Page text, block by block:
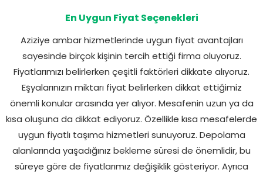
En Uygun Fiyat Seçenekleri
Aziziye ambar hizmetlerinde uygun fiyat avantajları
sayesinde birçok kişinin tercih ettiği firma oluyoruz.
Fiyatlarımızı belirlerken çeşitli faktörleri dikkate alıyoruz.
Eşyalarınızın miktarı fiyat belirlerken dikkat ettiğimiz
önemli konular arasında yer alıyor. Mesafenin uzun ya da
kısa oluşuna da dikkat ediyoruz. Özellikle kısa mesafelerde
uygun fiyatlı taşıma hizmetleri sunuyoruz. Depolama
alanlarında yaşadığınız bekleme süresi de önemlidir, bu
süreye göre de fiyatlarımız değişiklik gösteriyor. Ayrıca